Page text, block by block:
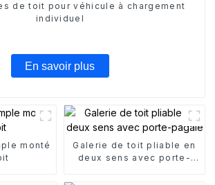
de toit pour véhicule à chargement
individuel
En savoir plus
monté
Galerie de toit pliable en
deux sens avec porte-